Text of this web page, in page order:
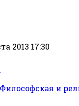
2013 17:30
Философская и